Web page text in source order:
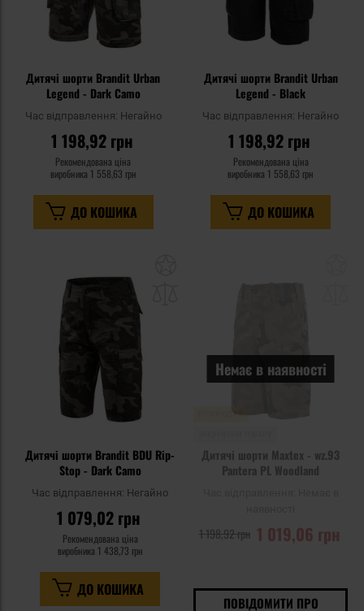
Дитячі шорти Brandit Urban
Legend - Dark Camo
Час відправлення: Негайно
1 198,92 грн
Рекомендована ціна
виробника 1 558,63 грн
ДО КОШИКА
Дитячі шорти Brandit Urban
Legend - Black
Час відправлення: Негайно
1 198,92 грн
Рекомендована ціна
виробника 1 558,63 грн
ДО КОШИКА
Дитячі шорти Brandit BDU Rip-
Stop - Dark Camo
Час відправлення: Негайно
1 079,02 грн
Рекомендована ціна
виробника 1 438,73 грн
ДО КОШИКА
Немає в наявності
РОЗПРОДАЖ
Дитячі шорти Maxtex - wz.93
Pantera PL Woodland
1 019,06 грн
1 198,92 грн
ПОВІДОМИТИ ПРО